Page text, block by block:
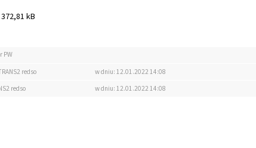
kB
PW
redso
w dniu: 12.01.2022 14:08
redso
w dniu: 12.01.2022 14:08